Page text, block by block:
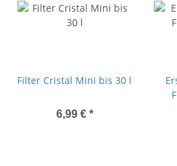
Filter Cristal Mini bis 30 l
6,99 € *